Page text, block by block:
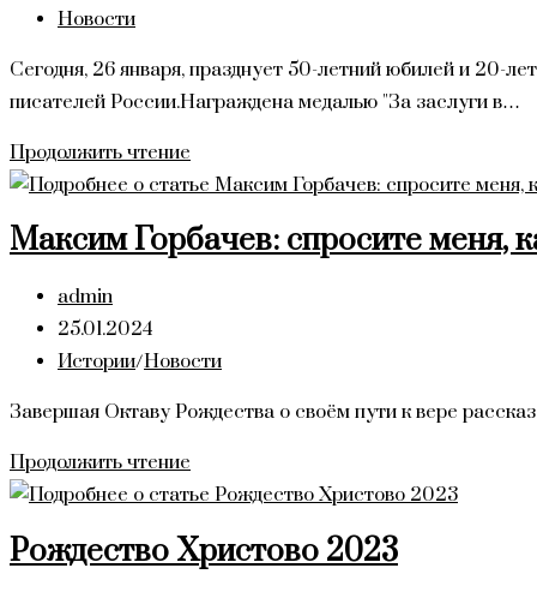
опубликована:
Рубрика
Новости
Сегодня, 26 января, празднует 50-летний юбилей и 20-
писателей России.Награждена медалью "За заслуги в…
Продолжить чтение
Ветлугина.
Максим Горбачев: спросите меня,
Автор
записи:
admin
Запись
опубликована:
25.01.2024
Рубрика
Истории/Новости
Завершая Октаву Рождества о своём пути к вере
Продолжить чтение
Горбачев:
меня,
Рождество Христово 2023